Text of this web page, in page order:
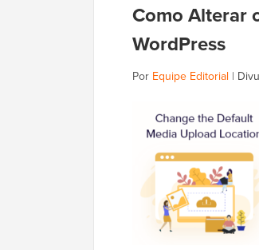
Como Alterar
WordPress
Por Equipe Editorial |